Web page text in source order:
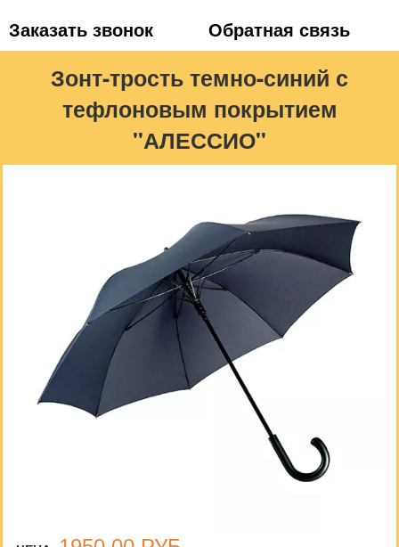
Заказать звонок
Обратная связь
Зонт-трость темно-синий с
тефлоновым покрытием
"АЛЕССИО"